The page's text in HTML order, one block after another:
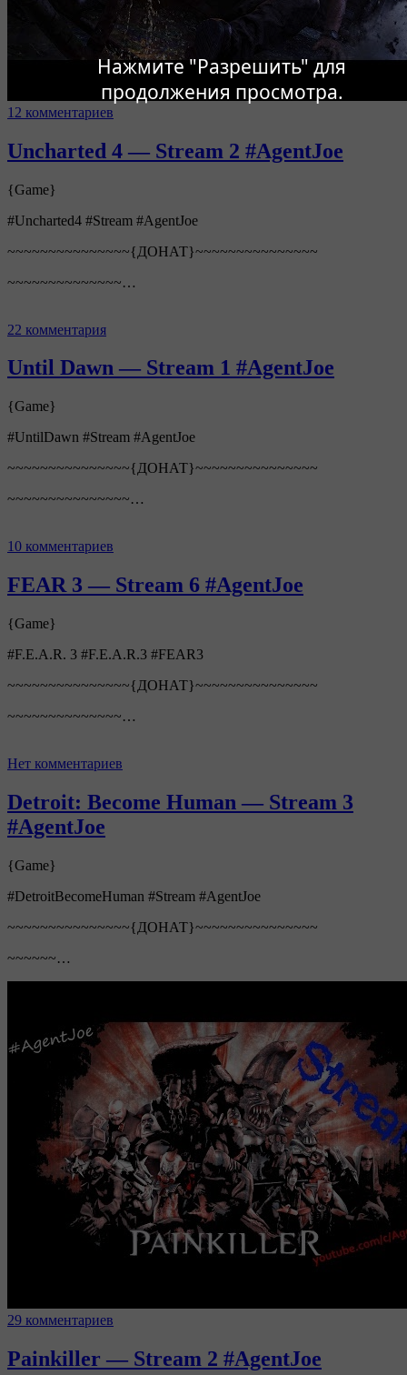
Нажмите "Разрешить" для
продолжения просмотра.
12 комментариев
Uncharted 4 — Stream 2 #AgentJoe
{Game}
#Uncharted4 #Stream #AgentJoe
~~~~~~~~~~~~~~~{ДОНАТ}~~~~~~~~~~~~~~~
~~~~~~~~~~~~~~…
22 комментария
Until Dawn — Stream 1 #AgentJoe
{Game}
#UntilDawn #Stream #AgentJoe
~~~~~~~~~~~~~~~{ДОНАТ}~~~~~~~~~~~~~~~
~~~~~~~~~~~~~~~…
10 комментариев
FEAR 3 — Stream 6 #AgentJoe
{Game}
#F.E.A.R. 3 #F.E.A.R.3 #FEAR3
~~~~~~~~~~~~~~~{ДОНАТ}~~~~~~~~~~~~~~~
~~~~~~~~~~~~~~…
Нет комментариев
Detroit: Become Human — Stream 3
#AgentJoe
{Game}
#DetroitBecomeHuman #Stream #AgentJoe
~~~~~~~~~~~~~~~{ДОНАТ}~~~~~~~~~~~~~~~
~~~~~~…
29 комментариев
Painkiller — Stream 2 #AgentJoe